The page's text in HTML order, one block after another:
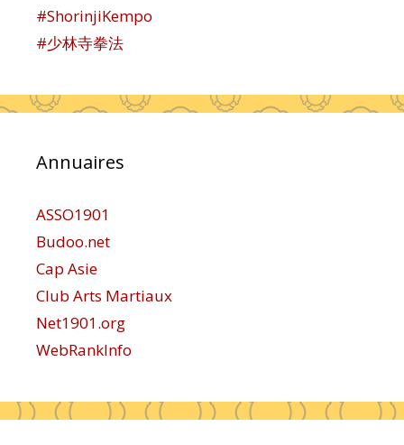
#ShorinjiKempo
#少林寺拳法
Annuaires
ASSO1901
Budoo.net
Cap Asie
Club Arts Martiaux
Net1901.org
WebRankInfo